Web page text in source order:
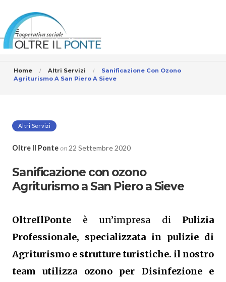
Home Altri Servizi
Sanificazione Con Ozono
Agriturismo A San Piero A Sieve
Altri Servizi
Oltre Il Ponteon22 Settembre 2020
Sanificazione con ozono
Agriturismo a San Piero a Sieve
OltreIlPonte è un’impresa di Pulizia
Professionale, specializzata in pulizie di
Agriturismo e strutture turistiche. il nostro
team utilizza ozono per Disinfezione e